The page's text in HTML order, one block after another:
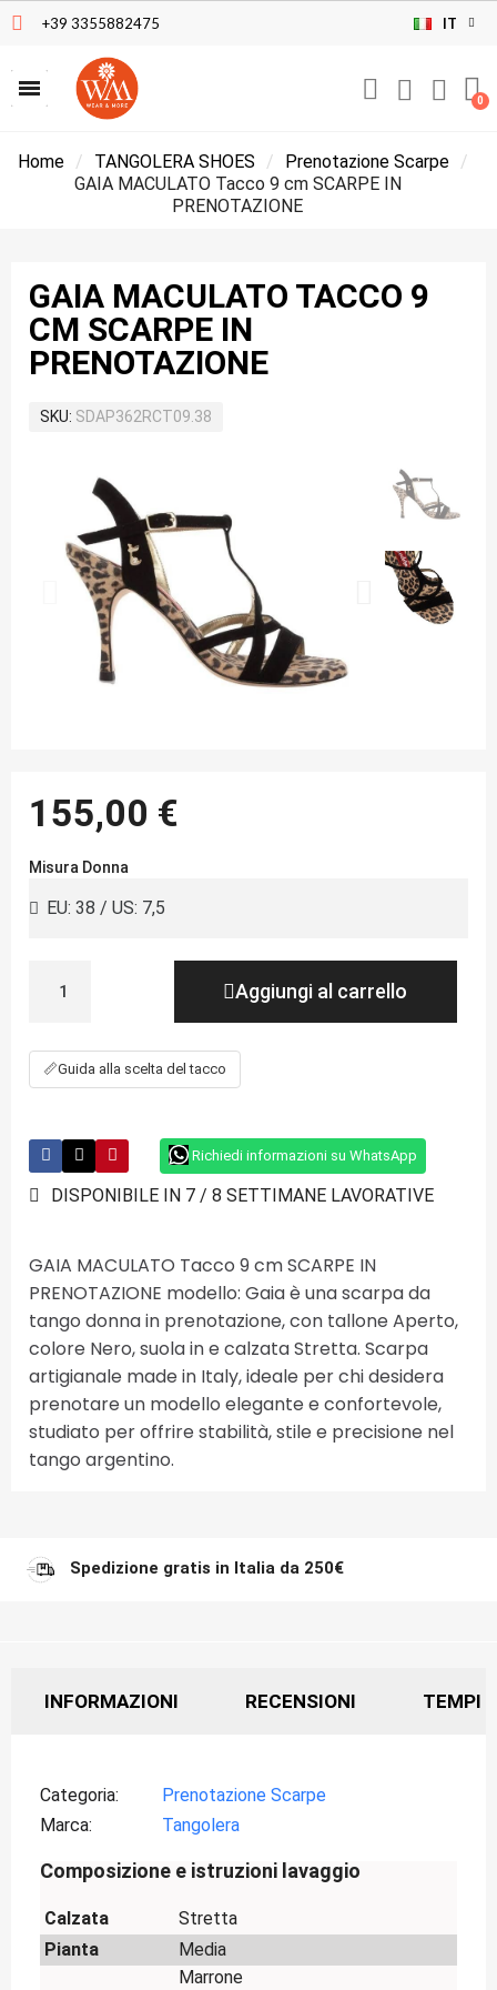
+39 3355882475 IT
Home TANGOLERA SHOES
Prenotazione Scarpe
GAIA MACULATO Tacco 9 cm SCARPE IN
PRENOTAZIONE
GAIA MACULATO TACCO 9
CM SCARPE IN
PRENOTAZIONE
SKU SDAP362RCT09.38
155,00 €
Misura Donna
Aggiungi al carrello
📏Guida alla scelta del tacco
Richiedi informazioni su WhatsApp
DISPONIBILE IN 7 / 8 SETTIMANE LAVORATIVE
GAIA MACULATO Tacco 9 cm SCARPE IN
PRENOTAZIONE modello: Gaia è una scarpa da
tango donna in prenotazione, con tallone Aperto,
colore Nero, suola in e calzata Stretta. Scarpa
artigianale made in Italy, ideale per chi desidera
prenotare un modello elegante e confortevole,
studiato per offrire stabilità, stile e precisione nel
tango argentino.
Spedizione gratis in Italia da 250€
INFORMAZIONI RECENSIONI TEMPI
Categoria
Prenotazione Scarpe
Marca
Tangolera
Composizione e istruzioni lavaggio
Calzata
Stretta
Pianta
Media
Marrone